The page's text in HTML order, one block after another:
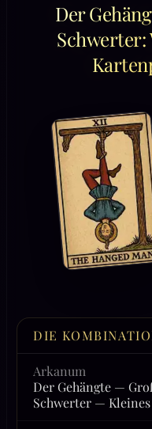
Der
Schwerter:
DIE
Arkanum
Der Gehängte —
Schwerter —